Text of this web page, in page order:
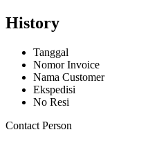
History
Tanggal
Nomor Invoice
Nama Customer
Ekspedisi
No Resi
Contact Person